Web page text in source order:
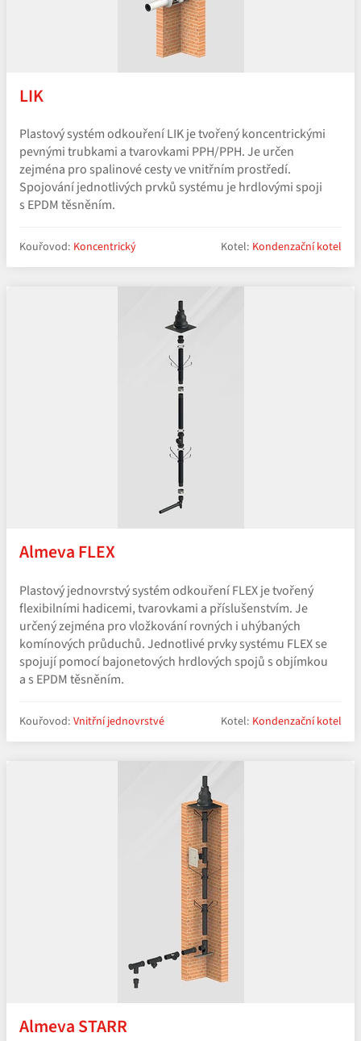
LIK
Plastový systém odkouření LIK je tvořený koncentrickými
pevnými trubkami a tvarovkami PPH/PPH. Je určen
zejména pro spalinové cesty ve vnitřním prostředí.
Spojování jednotlivých prvků systému je hrdlovými spoji
s EPDM těsněním.
Kouřovod: Koncentrický Kotel: Kondenzační kotel
Almeva FLEX
Plastový jednovrstvý systém odkouření FLEX je tvořený
flexibilními hadicemi, tvarovkami a příslušenstvím. Je
určený zejména pro vložkování rovných i uhýbaných
komínových průduchů. Jednotlivé prvky systému FLEX se
spojují pomocí bajonetových hrdlových spojů s objímkou
a s EPDM těsněním.
Kouřovod: Vnitřní jednovrstvé Kotel: Kondenzační kotel
Almeva STARR